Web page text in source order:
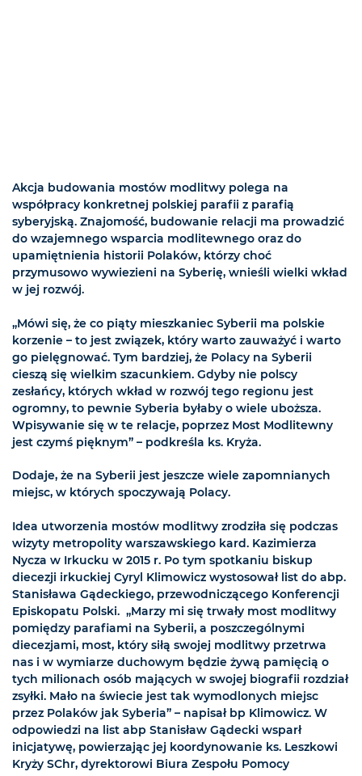
Akcja budowania mostów modlitwy polega na
współpracy konkretnej polskiej parafii z parafią
syberyjską. Znajomość, budowanie relacji ma prowadzić
do wzajemnego wsparcia modlitewnego oraz do
upamiętnienia historii Polaków, którzy choć
przymusowo wywiezieni na Syberię, wnieśli wielki wkład
w jej rozwój.
„Mówi się, że co piąty mieszkaniec Syberii ma polskie
korzenie – to jest związek, który warto zauważyć i warto
go pielęgnować. Tym bardziej, że Polacy na Syberii
cieszą się wielkim szacunkiem. Gdyby nie polscy
zesłańcy, których wkład w rozwój tego regionu jest
ogromny, to pewnie Syberia byłaby o wiele uboższa.
Wpisywanie się w te relacje, poprzez Most Modlitewny
jest czymś pięknym” – podkreśla ks. Kryża.
Dodaje, że na Syberii jest jeszcze wiele zapomnianych
miejsc, w których spoczywają Polacy.
Idea utworzenia mostów modlitwy zrodziła się podczas
wizyty metropolity warszawskiego kard. Kazimierza
Nycza w Irkucku w 2015 r. Po tym spotkaniu biskup
diecezji irkuckiej Cyryl Klimowicz wystosował list do abp.
Stanisława Gądeckiego, przewodniczącego Konferencji
Episkopatu Polski. „Marzy mi się trwały most modlitwy
pomiędzy parafiami na Syberii, a poszczególnymi
diecezjami, most, który siłą swojej modlitwy przetrwa
nas i w wymiarze duchowym będzie żywą pamięcią o
tych milionach osób mających w swojej biografii rozdział
zsyłki. Mało na świecie jest tak wymodlonych miejsc
przez Polaków jak Syberia” – napisał bp Klimowicz. W
odpowiedzi na list abp Stanisław Gądecki wsparł
inicjatywę, powierzając jej koordynowanie ks. Leszkowi
Kryży SChr, dyrektorowi Biura Zespołu Pomocy